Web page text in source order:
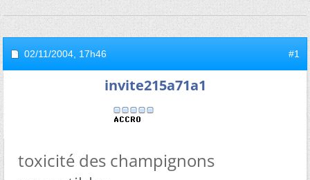
02/11/2004, 17h46 #1
invite215a71a1
toxicité des champignons